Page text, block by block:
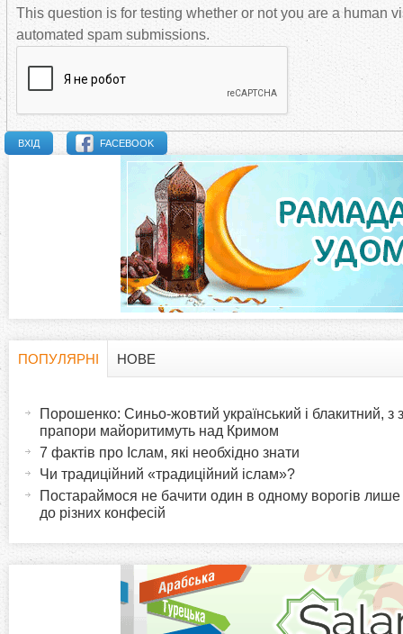
н
в
к
к
This question is for testing whether or not you are a human
automated spam submissions.
FACEBOOK
z
ПОПУЛЯРНІ
в
НОВЕ
Порошенко: Синьо-жовтий український і блакитний, з
прапори майоритимуть над Кримом
7 фактів про Іслам, які необхідно знати
Чи традиційний «традиційний іслам»?
Постараймося не бачити один в одному ворогів лише
до різних конфесій